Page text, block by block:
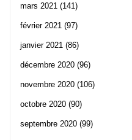
mars 2021 (141)
février 2021 (97)
janvier 2021 (86)
décembre 2020 (96)
novembre 2020 (106)
octobre 2020 (90)
septembre 2020 (99)